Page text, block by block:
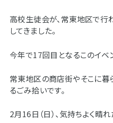
高校生徒会が、常東地区で行
してきました。
今年で17回目となるこのイベ
常東地区の商店街やそこに暮
るごみ拾いです。
2月16日（日）、気持ちよく晴